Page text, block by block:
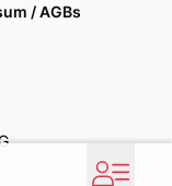
/ AGBs